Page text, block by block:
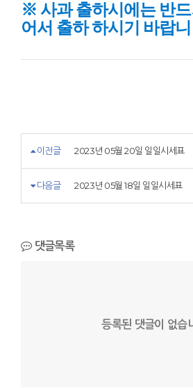
※ 사과출하시에는 반드
어서 출하 하시기 바랍
이전글 2023년 05월 20일 일일시세표
다음글 2023년 05월 18일 일일시세표
댓글목록
등록된 댓글이 없습